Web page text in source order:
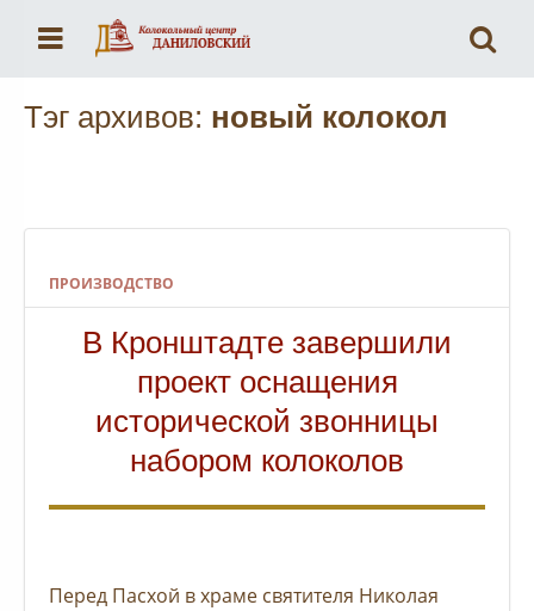
Меню
Тэг архивов: новый колокол
ПРОИЗВОДСТВО
В Кронштадте завершили
проект оснащения
исторической звонницы
набором колоколов
Перед Пасхой в храме святителя Николая